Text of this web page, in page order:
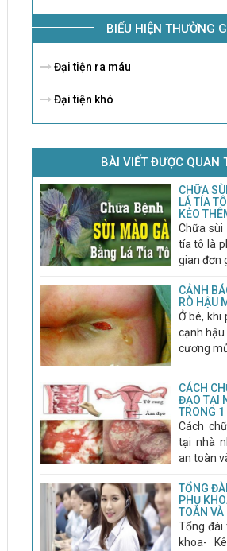
BIỂU HIỆN THƯỜNG
Đại tiện ra máu
Đại tiện khó
BÀI VIẾT ĐƯỢC QUAN
CHỮA
LÁ TÍA
KẺO
Chữa
tía tô là
gian đơn
CẢNH
RÒ HẬU
Ở bé, khi
cạnh
cương
CÁCH
ĐẠO TẠI
TRONG 1
Cách
tại nhà
an toàn
TỔNG
PHỤ
TOÀN VÀ
Tổng đài
khoa-